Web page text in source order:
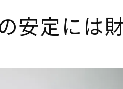
利益率
工務
資金
安定には